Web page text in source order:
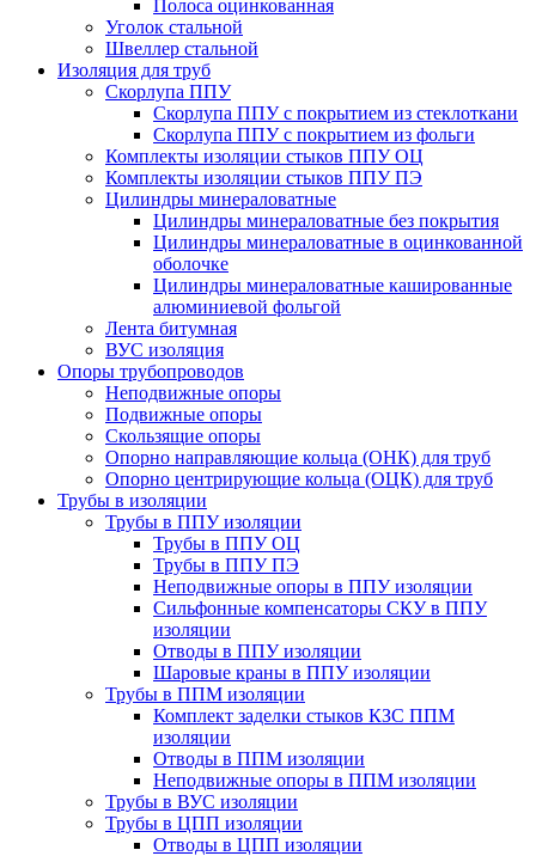
Полоса оцинкованная
Уголок стальной
Швеллер стальной
Изоляция для труб
Скорлупа ППУ
Скорлупа ППУ с покрытием из стеклоткани
Скорлупа ППУ с покрытием из фольги
Комплекты изоляции стыков ППУ ОЦ
Комплекты изоляции стыков ППУ ПЭ
Цилиндры минераловатные
Цилиндры минераловатные без покрытия
Цилиндры минераловатные в оцинкованной
оболочке
Цилиндры минераловатные кашированные
алюминиевой фольгой
Лента битумная
ВУС изоляция
Опоры трубопроводов
Неподвижные опоры
Подвижные опоры
Скользящие опоры
Опорно направляющие кольца (ОНК) для труб
Опорно центрирующие кольца (ОЦК) для труб
Трубы в изоляции
Трубы в ППУ изоляции
Трубы в ППУ ОЦ
Трубы в ППУ ПЭ
Неподвижные опоры в ППУ изоляции
Сильфонные компенсаторы СКУ в ППУ
изоляции
Отводы в ППУ изоляции
Шаровые краны в ППУ изоляции
Трубы в ППМ изоляции
Комплект заделки стыков КЗС ППМ
изоляции
Отводы в ППМ изоляции
Неподвижные опоры в ППМ изоляции
Трубы в ВУС изоляции
Трубы в ЦПП изоляции
Отводы в ЦПП изоляции